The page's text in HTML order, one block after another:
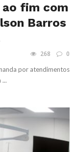
fim com
Barros
268 0
por atendimentos
...